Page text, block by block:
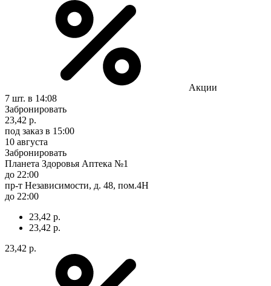
Акции
7 шт. в 14:08
Забронировать
23,42 р.
под заказ в 15:00
10 августа
Забронировать
Планета Здоровья Аптека №1
до 22:00
пр-т Независимости, д. 48, пом.4Н
до 22:00
23,42 р.
23,42 р.
23,42 р.